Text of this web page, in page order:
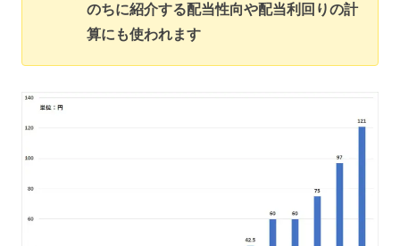
のちに紹介する配当性向や配当利回りの計
算にも使われます